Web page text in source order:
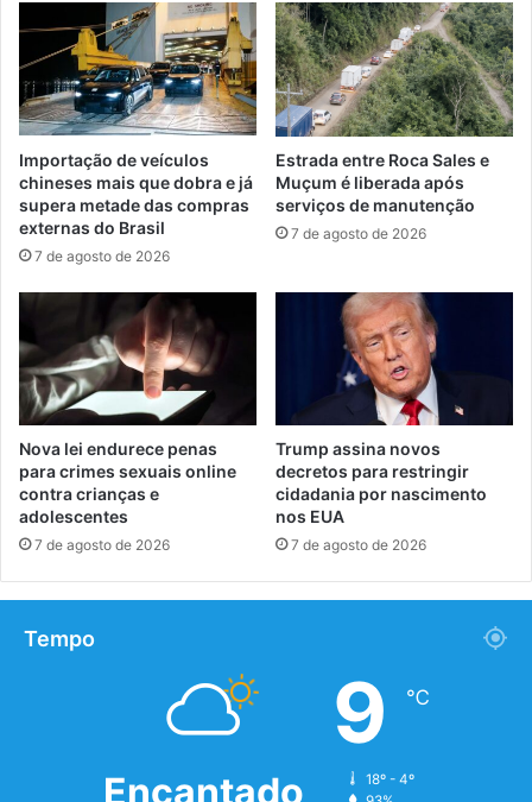
Importação de veículos
chineses mais que dobra e já
supera metade das compras
externas do Brasil
7 de agosto de 2026
Estrada entre Roca Sales e
Muçum é liberada após
serviços de manutenção
7 de agosto de 2026
Nova lei endurece penas
para crimes sexuais online
contra crianças e
adolescentes
7 de agosto de 2026
Trump assina novos
decretos para restringir
cidadania por nascimento
nos EUA
7 de agosto de 2026
Tempo
Encantado
9 ℃
18º - 4º